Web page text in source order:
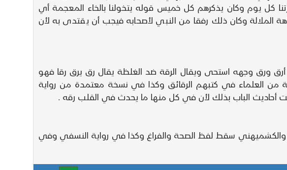
كل يوم وكان يذكرهم كل خميس قوله يتخولنا بالخاء المعجمة أي
الملالة وكان ذلك رفقا من النبي لأصحابه فيجب أن يقتدى به لأن
ورق وجهه استحى ويقال الرقة ضد الغلظة يقال رق يرق رقا فهو
من العلماء في كتبهم الرقائق وكذا في نسخة معتمدة من رواية
الباب بذلك لأن في كل منها ما يحدث في القلب رقه .
سقط لفظ الصحة والفراغ وكذا في رواية النسفي وفي